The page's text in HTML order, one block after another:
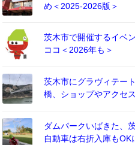
め＜2025-2026版＞
茨木市で開催するイベ
ココ＜2026年も＞
茨木市にグラヴィテー
橋、ショップやアクセ
ダムパークいばきた、
自動車は右折入庫もOK